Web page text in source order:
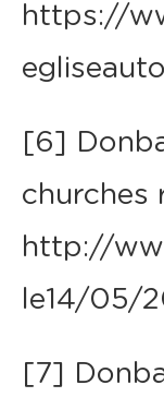
https://
[6]
churches
http://
le14/05/
[7]